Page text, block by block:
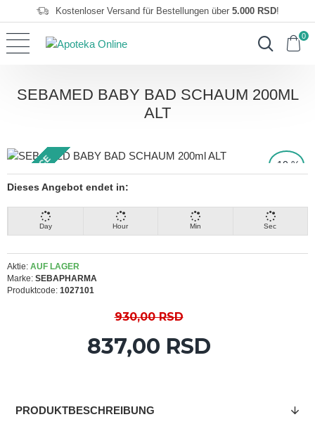
Kostenloser Versand für Bestellungen über 5.000 RSD!
0
SEBAMED BABY BAD SCHAUM 200ML
ALT
TOP PRICE
-10 %
Dieses Angebot endet in:
Day Hour Min Sec
837,00 RSD
930,00 RSD
Aktie: AUF LAGER
Marke: SEBAPHARMA
Produktcode: 1027101
PRODUKTBESCHREIBUNG